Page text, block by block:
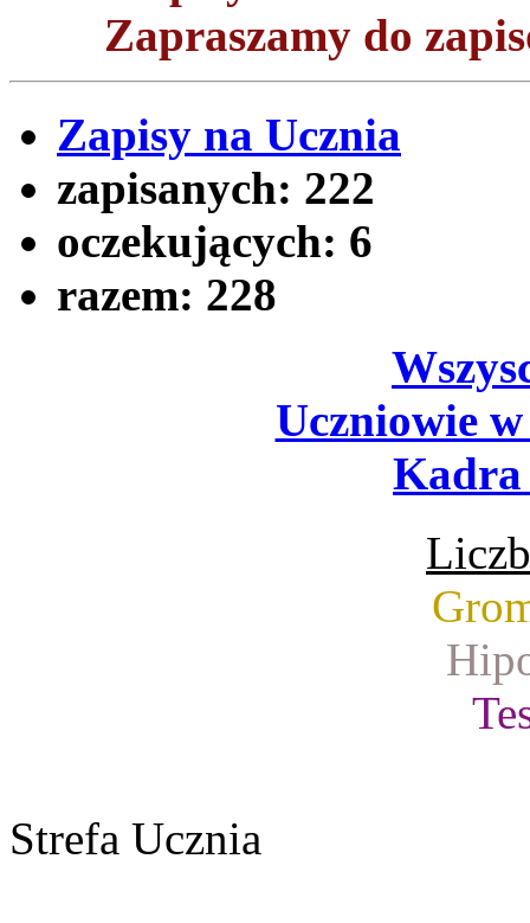
Zapraszamy do
Zapisy na Ucznia
zapisanych: 222
oczekujących: 6
razem: 228
Uczniowie
Kadra
Strefa Ucznia